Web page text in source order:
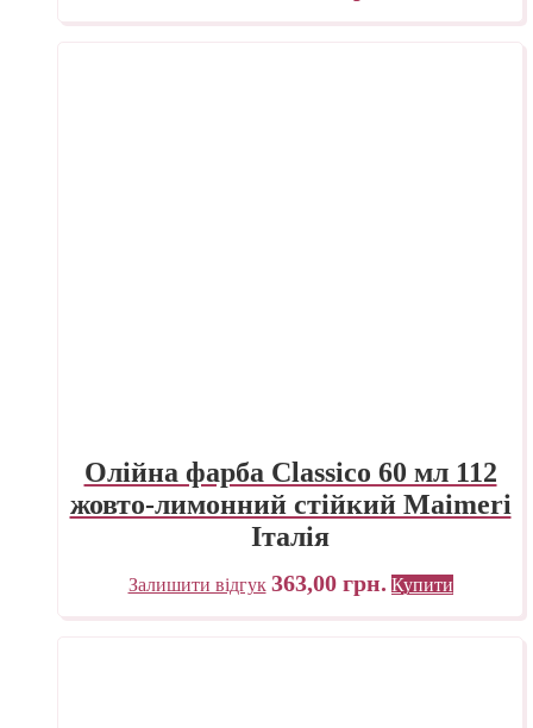
Олійна фарба Classico 60 мл 112
жовто-лимонний стійкий Maimeri
Італія
Залишити відгук 363,00 грн. Купити